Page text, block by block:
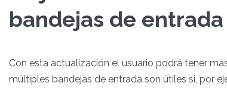
bandejas de entrada
Con esta actualización el usuario podrá tener
múltiples bandejas de entrada son útiles si, por